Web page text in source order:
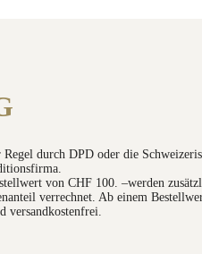
durch DPD oder die
von CHF 100. –werden
verrechnet. Ab einem
versandkostenfrei.